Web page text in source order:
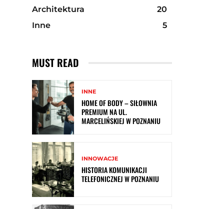
Architektura
20
Inne
5
MUST READ
INNE
HOME OF BODY – SIŁOWNIA
PREMIUM NA UL.
MARCELIŃSKIEJ W POZNANIU
INNOWACJE
HISTORIA KOMUNIKACJI
TELEFONICZNEJ W POZNANIU